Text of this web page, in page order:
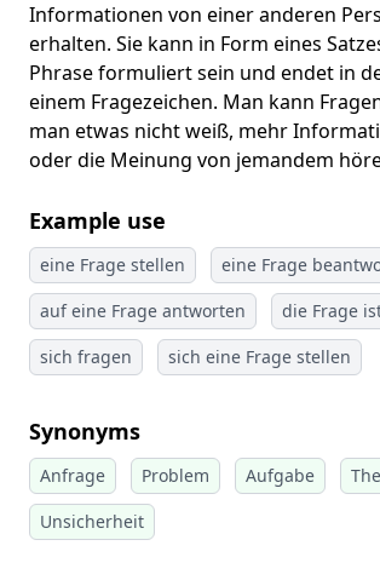
Informationen von einer anderen
erhalten. Sie kann in Form eines
Phrase formuliert sein und endet in
einem Fragezeichen. Man kann
man etwas nicht weiß, mehr
oder die Meinung von jemandem
Example use
eine Frage stellen
eine Frage
auf eine Frage antworten
die Frage
sich fragen
sich eine Frage stellen
Synonyms
Anfrage Problem Aufgabe
Unsicherheit